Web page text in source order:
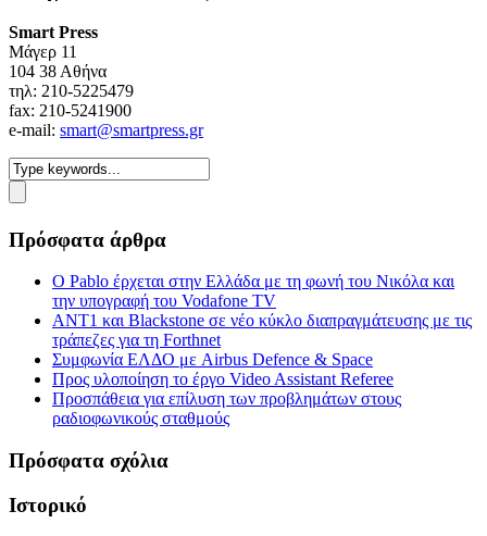
Smart Press
Mάγερ 11
104 38 Αθήνα
τηλ: 210-5225479
fax: 210-5241900
e-mail: smart@smartpress.gr
Πρόσφατα άρθρα
Ο Pablo έρχεται στην Ελλάδα με τη φωνή του Νικόλα και
την υπογραφή του Vodafone TV
ΑΝΤ1 και Blackstone σε νέο κύκλο διαπραγμάτευσης με τις
τράπεζες για τη Forthnet
Συμφωνία ΕΛΔΟ με Airbus Defence & Space
Προς υλοποίηση το έργο Video Assistant Referee
Προσπάθεια για επίλυση των προβλημάτων στους
ραδιοφωνικούς σταθμούς
Πρόσφατα σχόλια
Ιστορικό